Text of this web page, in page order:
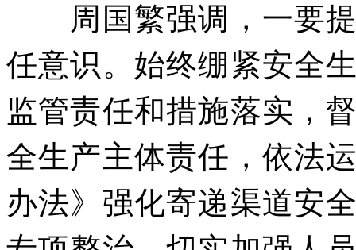
周国繁强调，一要
任意识。始终绷紧安全
监管责任和措施落实，
全生产主体责任，依法
办法》强化寄递渠道安